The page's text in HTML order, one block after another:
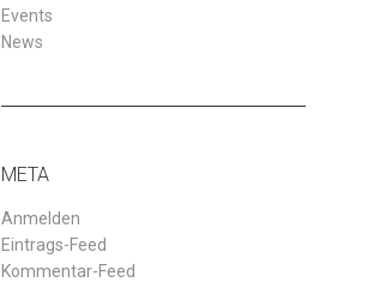
Events
News
META
Anmelden
Eintrags-Feed
Kommentar-Feed